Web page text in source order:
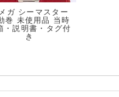
ガ シーマスター
巻 未使用品 当時
・説明書・タグ付
き